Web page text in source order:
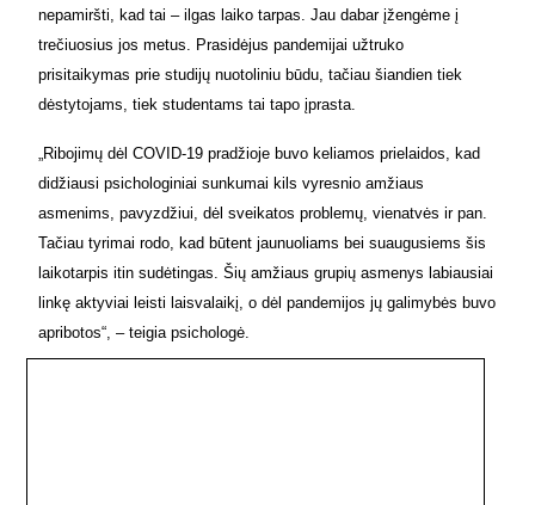
nepamiršti, kad tai – ilgas laiko tarpas. Jau dabar įžengėme į
trečiuosius jos metus. Prasidėjus pandemijai užtruko
prisitaikymas prie studijų nuotoliniu būdu, tačiau šiandien tiek
dėstytojams, tiek studentams tai tapo įprasta.
„Ribojimų dėl COVID-19 pradžioje buvo keliamos prielaidos, kad
didžiausi psichologiniai sunkumai kils vyresnio amžiaus
asmenims, pavyzdžiui, dėl sveikatos problemų, vienatvės ir pan.
Tačiau tyrimai rodo, kad būtent jaunuoliams bei suaugusiems šis
laikotarpis itin sudėtingas. Šių amžiaus grupių asmenys labiausiai
linkę aktyviai leisti laisvalaikį, o dėl pandemijos jų galimybės buvo
apribotos“, – teigia psichologė.